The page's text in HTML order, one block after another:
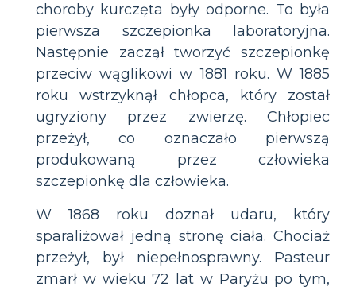
choroby kurczęta były odporne. To była
pierwsza szczepionka laboratoryjna.
Następnie zaczął tworzyć szczepionkę
przeciw wąglikowi w 1881 roku. W 1885
roku wstrzyknął chłopca, który został
ugryziony przez zwierzę. Chłopiec
przeżył, co oznaczało pierwszą
produkowaną przez człowieka
szczepionkę dla człowieka.
W 1868 roku doznał udaru, który
sparaliżował jedną stronę ciała. Chociaż
przeżył, był niepełnosprawny. Pasteur
zmarł w wieku 72 lat w Paryżu po tym,